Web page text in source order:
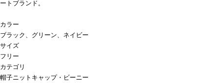
ートブランド。
カラー
ブラック、グリーン、ネイビー
サイズ
フリー
カテゴリ
帽子ニットキャップ・ビーニー